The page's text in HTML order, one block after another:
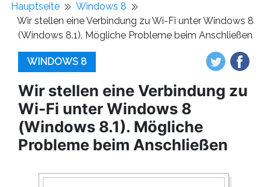
Hauptseite
Windows 8
Wir stellen eine Verbindung zu Wi-Fi unter Windows 8
(Windows 8.1). Mögliche Probleme beim Anschließen
WINDOWS 8
Wir stellen eine Verbindung zu
Wi-Fi unter Windows 8
(Windows 8.1). Mögliche
Probleme beim Anschließen